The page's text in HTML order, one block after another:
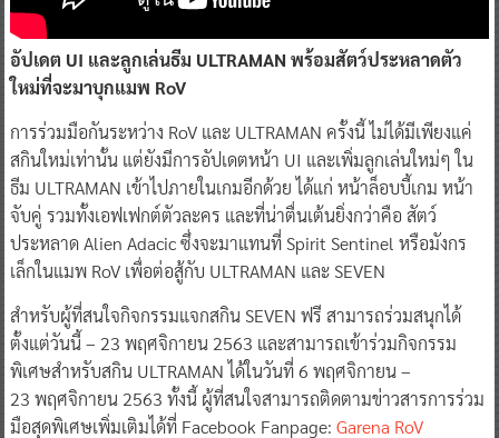
อัปเดต UI และลูกเล่นธีม ULTRAMAN พร้อมสัตว์ประหลาดตัว
ใหม่ที่จะมาบุกแมพ RoV
การร่วมมือกันระหว่าง RoV และ ULTRAMAN ครั้งนี้ ไม่ได้มีเพียงแค่
สกินใหม่เท่านั้น แต่ยังมีการอัปเดตหน้า UI และเพิ่มลูกเล่นใหม่ๆ ใน
ธีม ULTRAMAN เข้าไปภายในเกมอีกด้วย ได้แก่ หน้าล็อบบี้เกม หน้า
จับคู่ รวมทั้งเอฟเฟกต์ตัวละคร และที่น่าตื่นเต้นยิ่งกว่าคือ สัตว์
ประหลาด Alien Adacic ซึ่งจะมาแทนที่ Spirit Sentinel หรือมังกร
เล็กในแมพ RoV เพื่อต่อสู้กับ ULTRAMAN และ SEVEN
สำหรับผู้ที่สนใจกิจกรรมแจกสกิน SEVEN ฟรี สามารถร่วมสนุกได้
ตั้งแต่วันนี้ – 23 พฤศจิกายน 2563 และสามารถเข้าร่วมกิจกรรม
พิเศษสำหรับสกิน ULTRAMAN ได้ในวันที่ 6 พฤศจิกายน –
23 พฤศจิกายน 2563 ทั้งนี้ ผู้ที่สนใจสามารถติดตามข่าวสารการร่วม
มือสุดพิเศษเพิ่มเติมได้ที่ Facebook Fanpage: Garena RoV